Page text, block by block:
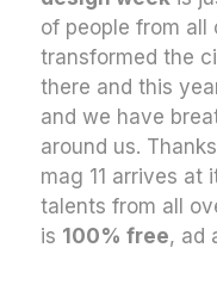
of people from all
transformed the
there and this
and we have
around us.
mag 11 arrives at
talents from all
is 100% free, ad